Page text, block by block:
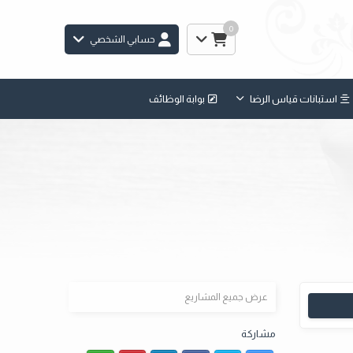
0
حسابي الشخصي
استبانات قياس الرضا بوابة الوظائف
عرض جميع المشاريع
مشاركة